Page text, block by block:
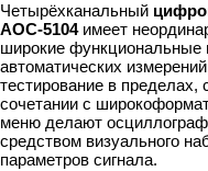
Четырёхканальный
АОС-5104имеет
широкие функциональные
автоматических
тестирование в пределах,
сочетании с
меню делают
средством визуального
параметров сигнала.